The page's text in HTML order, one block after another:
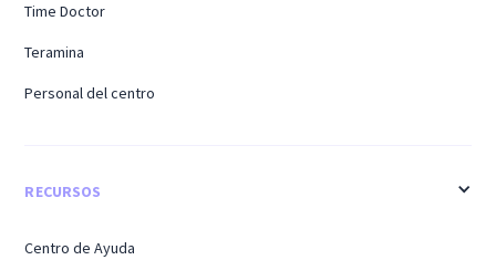
Time Doctor
Teramina
Personal del centro
RECURSOS
Centro de Ayuda